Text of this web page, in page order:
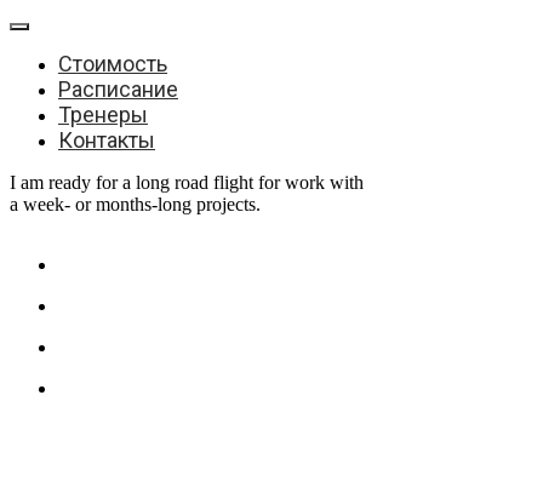
Стоимость
Расписание
Тренеры
Контакты
I am ready for a long road flight for work with
a week- or months-long projects.